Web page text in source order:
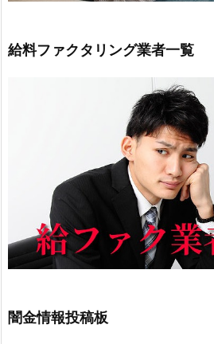
給料ファクタリング業者一覧
闇金情報投稿板